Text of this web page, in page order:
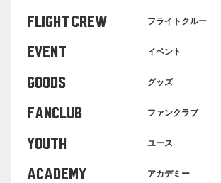
FLIGHT CREW フライトクルー
EVENT イベント
GOODS グッズ
FANCLUB ファンクラブ
YOUTH ユース
ACADEMY アカデミー